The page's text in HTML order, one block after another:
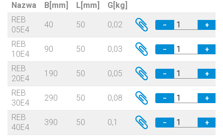
Nazwa
B[mm] L[mm]
G[kg]
REB
05E4
40 50 0,02 − +
REB
10E4
90 50 0,03 − +
REB
20E4
190 50 0,05 − +
REB
30E4
290 50 0,08 − +
REB
40E4
390 50 0,1 − +